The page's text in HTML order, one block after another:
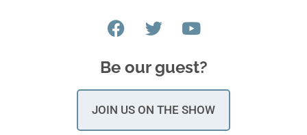
Be our guest?
JOIN US ON THE SHOW